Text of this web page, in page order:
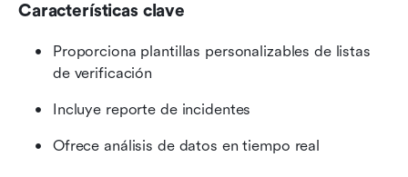
Características clave
Proporciona plantillas personalizables de listas
de verificación
Incluye reporte de incidentes
Ofrece análisis de datos en tiempo real